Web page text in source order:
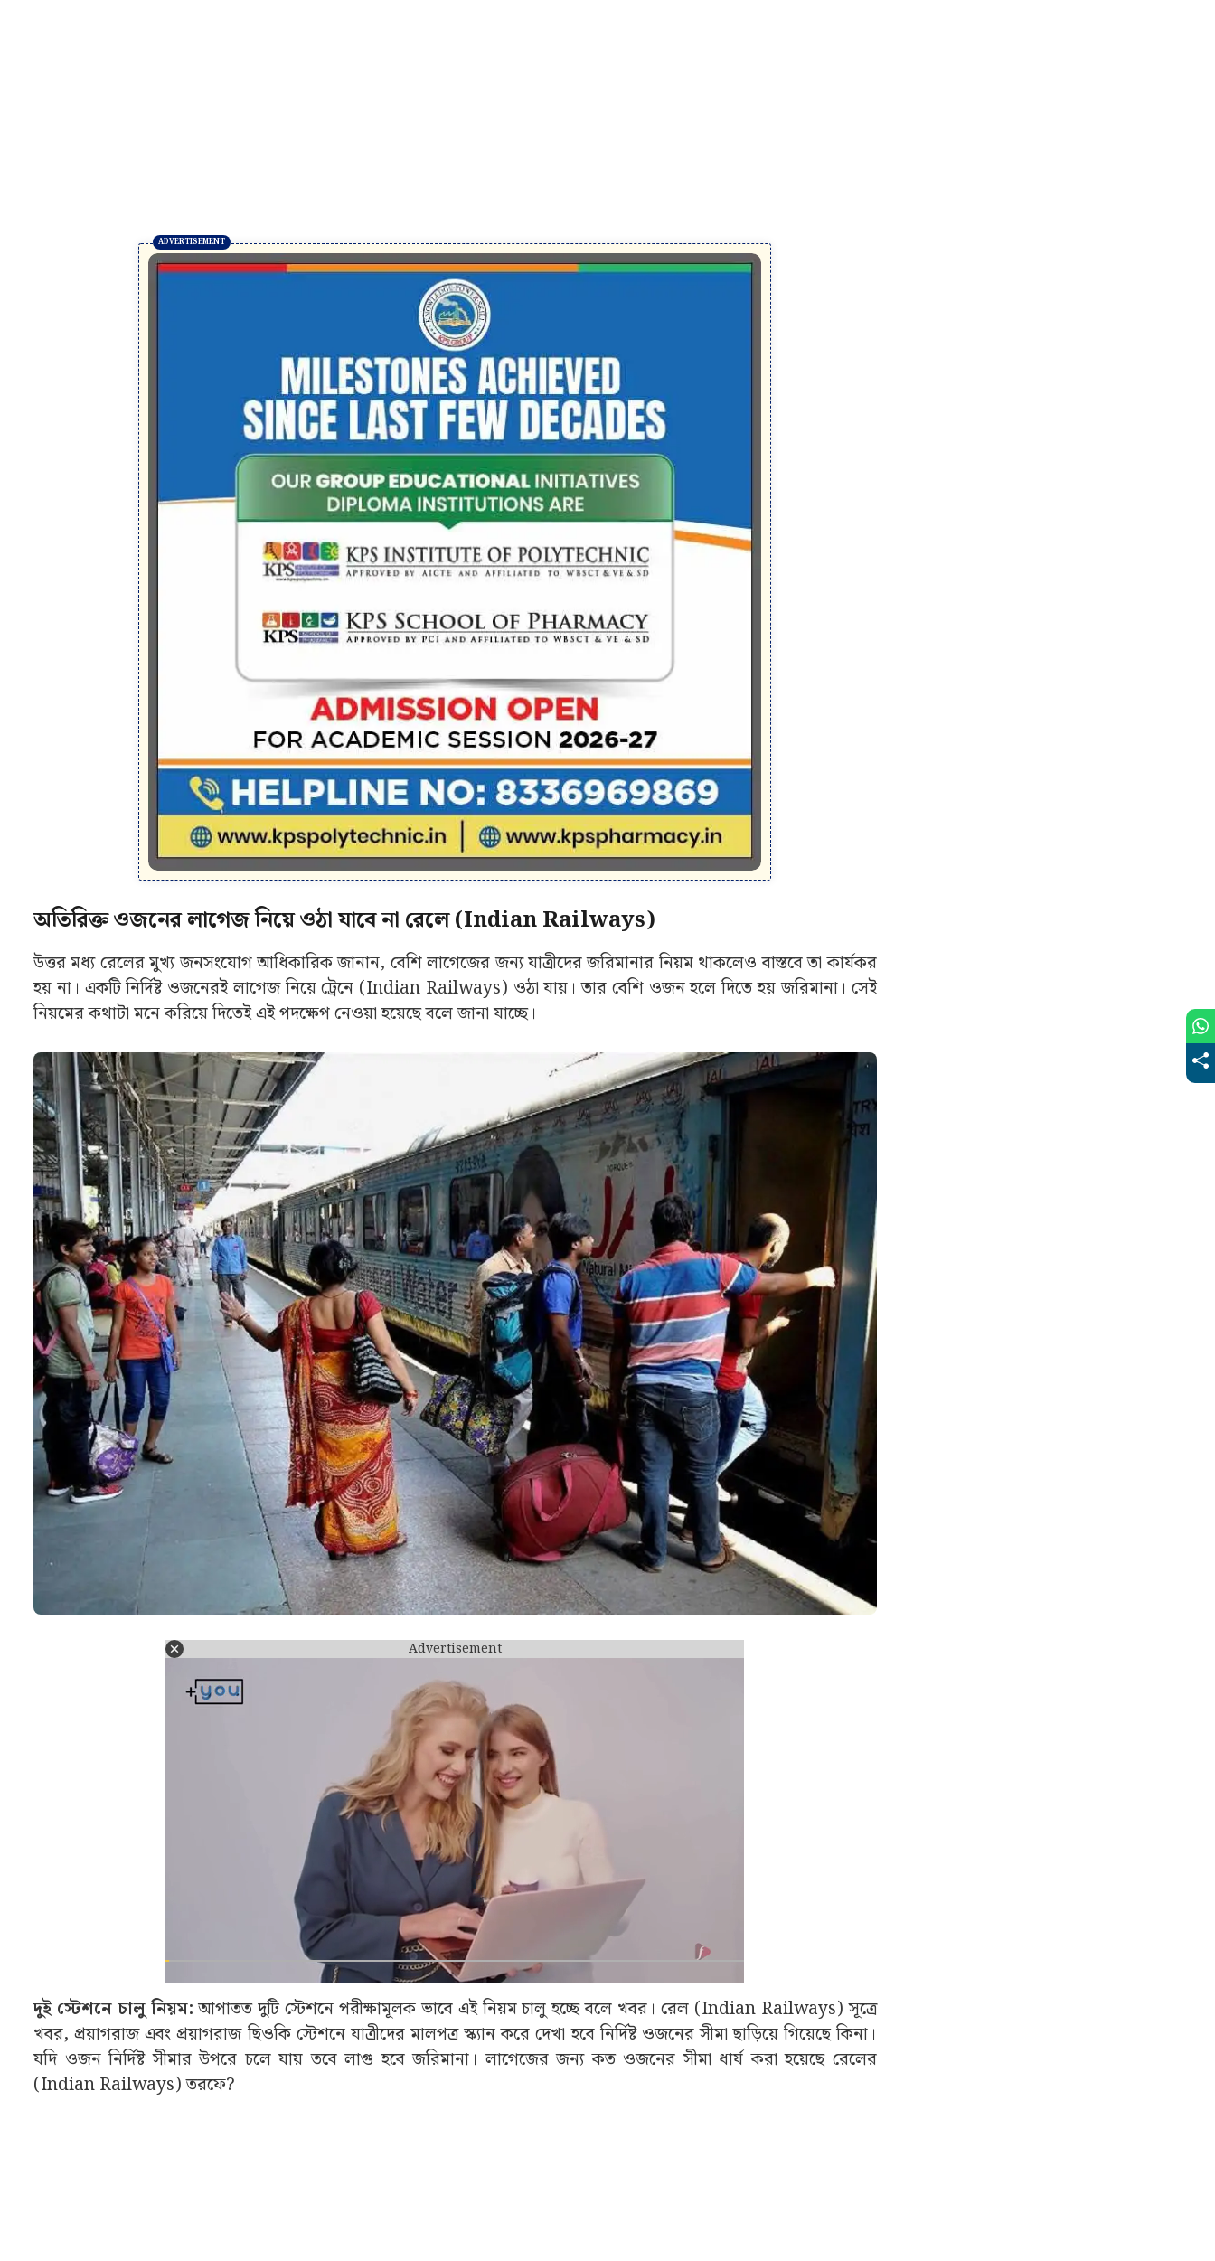
অতিরিক্ত ওজনের লাগেজ নিয়ে ওঠা যাবে না রেলে (Indian Railways)
উত্তর মধ্য রেলের মুখ্য জনসংযোগ আধিকারিক জানান, বেশি লাগেজের জন্য যাত্রীদের জরিমানার নিয়ম থাকলেও বাস্তবে তা কার্যকর
হয় না। একটি নির্দিষ্ট ওজনেরই লাগেজ নিয়ে ট্রেনে (Indian Railways) ওঠা যায়। তার বেশি ওজন হলে দিতে হয় জরিমানা। সেই
নিয়মের কথাটা মনে করিয়ে দিতেই এই পদক্ষেপ নেওয়া হয়েছে বলে জানা যাচ্ছে।
Advertisement
দুই স্টেশনে চালু নিয়ম:আপাতত দুটি স্টেশনে পরীক্ষামূলক ভাবে এই নিয়ম চালু হচ্ছে বলে খবর। রেল (Indian Railways) সূত্রে
খবর, প্রয়াগরাজ এবং প্রয়াগরাজ ছিওকি স্টেশনে যাত্রীদের মালপত্র স্ক্যান করে দেখা হবে নির্দিষ্ট ওজনের সীমা ছাড়িয়ে গিয়েছে কিনা।
যদি ওজন নির্দিষ্ট সীমার উপরে চলে যায় তবে লাগু হবে জরিমানা। লাগেজের জন্য কত ওজনের সীমা ধার্য করা হয়েছে রেলের
(Indian Railways) তরফে?